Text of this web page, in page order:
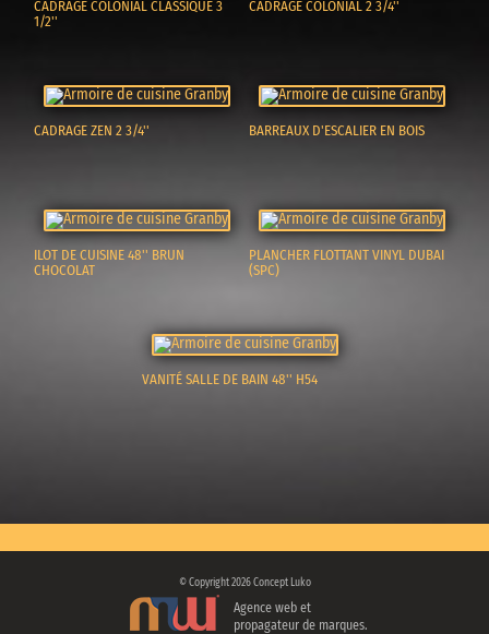
CADRAGE COLONIAL CLASSIQUE 3
1/2''
CADRAGE COLONIAL 2 3/4''
CADRAGE ZEN 2 3/4'' BARREAUX D'ESCALIER EN BOIS
ILOT DE CUISINE 48'' BRUN
CHOCOLAT
PLANCHER FLOTTANT VINYL DUBAI
(SPC)
VANITÉ SALLE DE BAIN 48'' H54
©Copyright 2026 Concept Luko
Agence web et
propagateur de marques.